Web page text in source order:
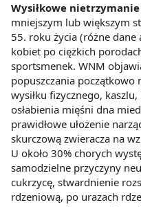
Wysiłkowe
mniejszym lub większym
55. roku życia (różne dane
kobiet po ciężkich
sportsmenek. WNM
popuszczania początkowo
wysiłku fizycznego,
osłabienia mięśni dna
prawidłowe ułożenie
skurczową zwieracza na
U około 30% chorych
samodzielne przyczyny
cukrzycę, stwardnienie
rdzeniową, po urazach